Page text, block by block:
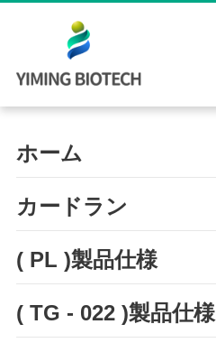
ホーム
カードラン
( PL )製品仕様
( TG - 022 )製品仕様